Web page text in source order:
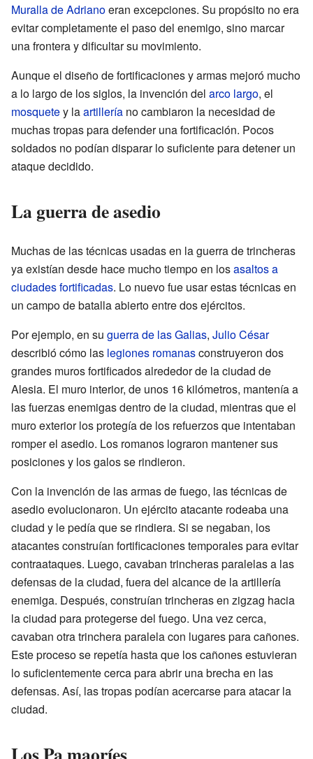
Muralla de Adrianoeran excepciones. Su propósito no era
evitar completamente el paso del enemigo, sino marcar
una frontera y dificultar su movimiento.
Aunque el diseño de fortificaciones y armas mejoró mucho
a lo largo de los siglos, la invención del arco largo, el
mosquetey laartillería no cambiaron la necesidad de
muchas tropas para defender una fortificación. Pocos
soldados no podían disparar lo suficiente para detener un
ataque decidido.
La guerra de asedio
Muchas de las técnicas usadas en la guerra de trincheras
ya existían desde hace mucho tiempo en losasaltos a
ciudades fortificadas. Lo nuevo fue usar estas técnicas en
un campo de batalla abierto entre dos ejércitos.
Por ejemplo, en su guerra de las Galias, Julio César
describió cómo las legiones romanasconstruyeron dos
grandes muros fortificados alrededor de la ciudad de
Alesia. El muro interior, de unos 16 kilómetros, mantenía a
las fuerzas enemigas dentro de la ciudad, mientras que el
muro exterior los protegía de los refuerzos que intentaban
romper el asedio. Los romanos lograron mantener sus
posiciones y los galos se rindieron.
Con la invención de las armas de fuego, las técnicas de
asedio evolucionaron. Un ejército atacante rodeaba una
ciudad y le pedía que se rindiera. Si se negaban, los
atacantes construían fortificaciones temporales para evitar
contraataques. Luego, cavaban trincheras paralelas a las
defensas de la ciudad, fuera del alcance de la artillería
enemiga. Después, construían trincheras en zigzag hacia
la ciudad para protegerse del fuego. Una vez cerca,
cavaban otra trinchera paralela con lugares para cañones.
Este proceso se repetía hasta que los cañones estuvieran
lo suficientemente cerca para abrir una brecha en las
defensas. Así, las tropas podían acercarse para atacar la
ciudad.